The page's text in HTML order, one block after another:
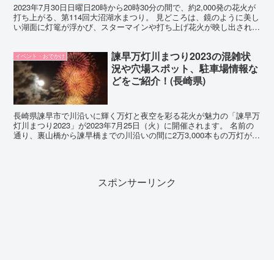
2023年7月30日日曜日20時から20時30分の間で、約2,000発の花火が
打ち上がる、第114回大沼湖水まつり。 見どころは、鏡のように美し
い湖面に灯篭が浮かび、スターマインや打ち上げ花火が映し出される
イベント・おでかけ
諫早万灯川まつり2023の混雑状
況や穴場スポット、駐車場情報な
どをご紹介！(長崎県)
長崎県諫早市で川沿いに輝く万灯と夜空を彩る花火が魅力の「諫早万
灯川まつり2023」が2023年7月25日（火）に開催されます。 名前の
通り、裏山橋から諫早橋までの川沿いの間に2万3,000本もの万灯が輝
スポンサーリンク